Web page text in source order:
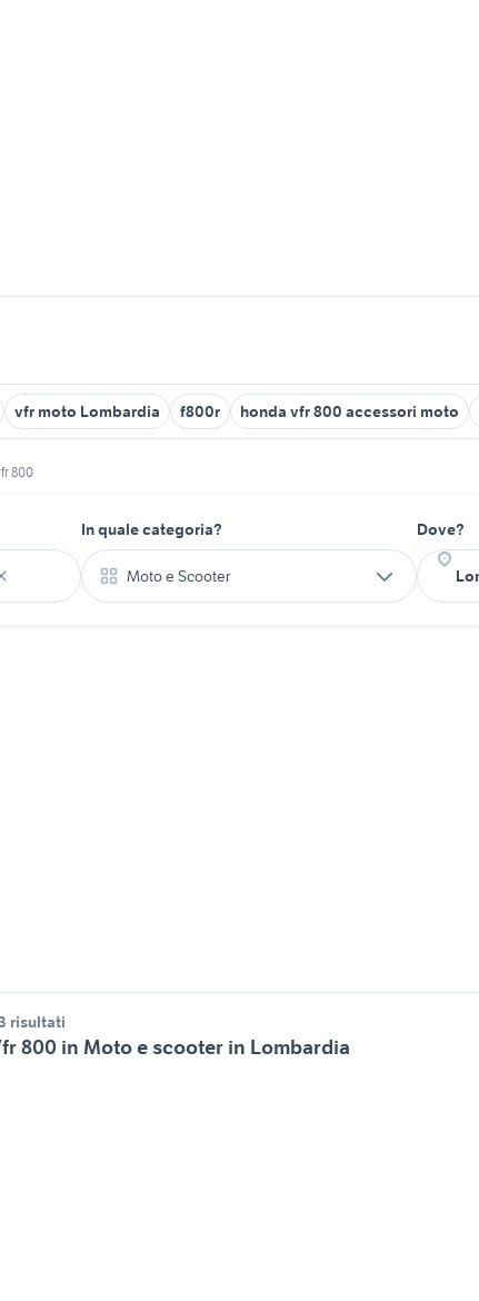
vfr moto Lombardia f800r honda vfr 800 accessori moto
800
In quale categoria?
Moto e Scooter
Dove?
risultati
800 in Moto e scooter in Lombardia